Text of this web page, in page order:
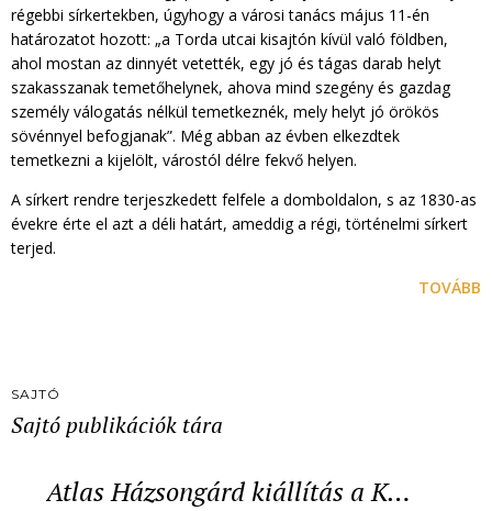
régebbi sírkertekben, úgyhogy a városi tanács május 11-én
határozatot hozott: „a Torda utcai kisajtón kívül való földben,
ahol mostan az dinnyét vetették, egy jó és tágas darab helyt
szakasszanak temetőhelynek, ahova mind szegény és gazdag
személy válogatás nélkül temetkeznék, mely helyt jó örökös
sövénnyel befogjanak”. Még abban az évben elkezdtek
temetkezni a kijelölt, várostól délre fekvő helyen.
A sírkert rendre terjeszkedett felfele a domboldalon, s az 1830-as
évekre érte el azt a déli határt, ameddig a régi, történelmi sírkert
terjed.
TOVÁBB
SAJTÓ
Sajtó publikációk tára
Atlas Házsongárd kiállítás a K…